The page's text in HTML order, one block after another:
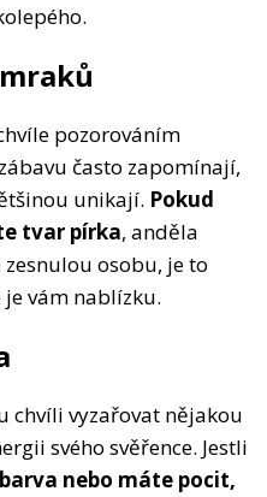
pozorováním
často zapomínají,
unikají. Pokud
tvar pírka, anděla
osobu, je to
je vám nablízku.
chvíli vyzařovat nějakou
svého svěřence. Jestli
nebo máte pocit,